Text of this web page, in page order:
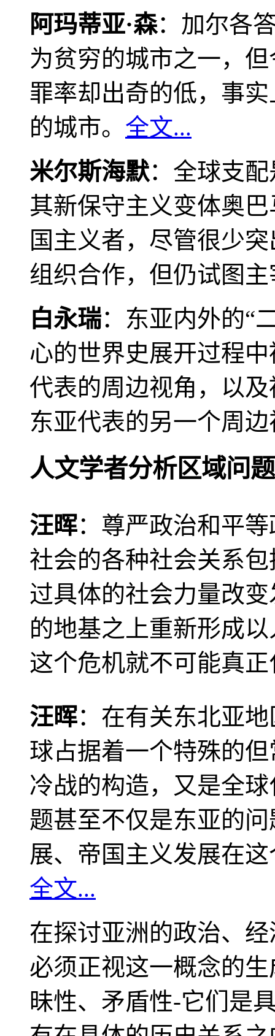
阿玛蒂亚·森：加尔各
为贫穷的城市之一，
罪率却出奇的低，事
的城市。 全文...
米尔斯海默：全球支
其新保守主义变体奥
国主义者，尽管很少
组织合作，但仍试图
白永瑞：东亚内外的“
心的世界史展开过程
代表的周边视角，以
东亚代表的另一个周
人文学者分析区域问题
汪晖：尊严政治和平
社会的各种社会关系
过具体的社会力量改
的地基之上重新形成
这个危机就不可能真
汪晖：在有关东北亚
球占据着一个特殊的
冷战的构造，又是全
题甚至不仅是东亚的
展、帝国主义发展在
全文...
在探讨亚洲的政治、
必须正视这一概念的
昧性、矛盾性-它们是